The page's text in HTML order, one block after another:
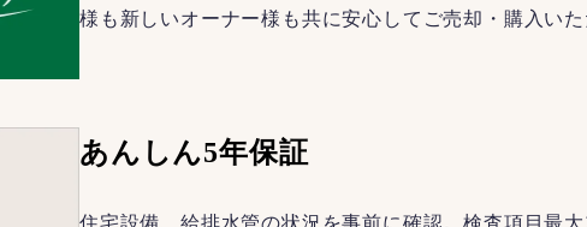
様も新しいオーナー様も共に安心してご売却・購入いた
あんしん5年保証